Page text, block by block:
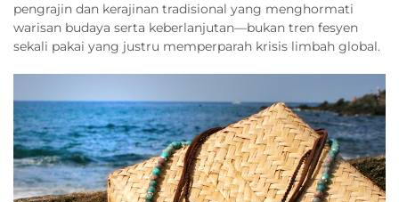
pengrajin dan kerajinan tradisional yang menghormati
warisan budaya serta keberlanjutan—bukan tren fesyen
sekali pakai yang justru memperparah krisis limbah global.